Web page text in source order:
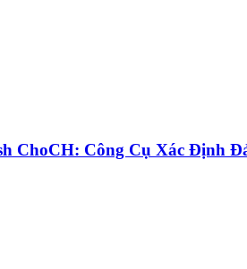
ChoCH: Công Cụ Xác Định